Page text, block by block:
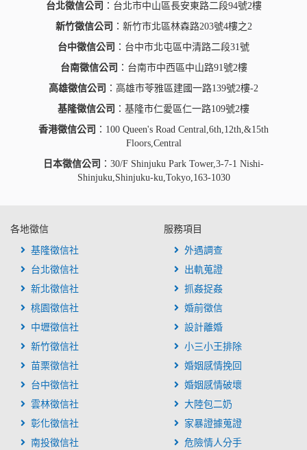
台北徵信公司 ：台北市中山區長安東路二段94號2樓
新竹徵信公司 ：新竹市北區林森路203號4樓之2
台中徵信公司 ：台中市北屯區中清路二段31號
台南徵信公司 ：台南市中西區中山路91號2樓
高雄徵信公司 ：高雄市苓雅區建國一路139號2樓-2
基隆徵信公司 ：基隆市仁愛區仁一路109號2樓
香港徵信公司 ：100 Queen's Road Central,6th,12th,&15th
Floors,Central
日本徵信公司 ：30/F Shinjuku Park Tower,3-7-1 Nishi-
Shinjuku,Shinjuku-ku,Tokyo,163-1030
各地徵信
基隆徵信社
台北徵信社
新北徵信社
桃園徵信社
中壢徵信社
新竹徵信社
苗栗徵信社
台中徵信社
雲林徵信社
彰化徵信社
南投徵信社
服務項目
外遇調查
出軌蒐證
抓姦捉姦
婚前徵信
設計離婚
小三小王排除
婚姻感情挽回
婚姻感情破壞
大陸包二奶
家暴證據蒐證
危險情人分手